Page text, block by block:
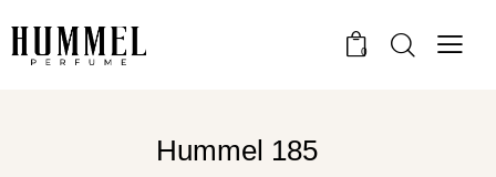
0
Hummel 185